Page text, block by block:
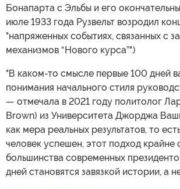
Бонапарта с Эльбы и его
июле 1933 года Рузвельт возродил
"напряженных событиях, связанных с
механизмов “Нового курса”".)
"В каком-то смысле первые 100 дней
понимания начального стиля
— отмечала в 2021 году политолог
Brown) из Университета Джорджа
как мера реальных результатов, то
человек успешен, этот подход крайне
большинства современных
дней становятся завязкой истории, а